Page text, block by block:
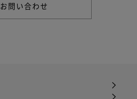
お問い合わせ